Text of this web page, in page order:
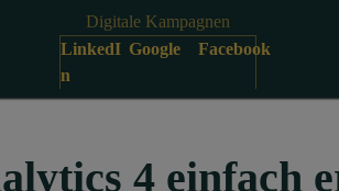
Digitale Kampagnen
LinkedI
n
Google Facebook
4 einfach